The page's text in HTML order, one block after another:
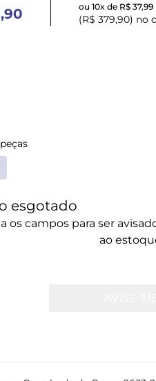
ou 10x de R$ 37,99
(R$ 379,90) no
peças
esgotado
os campos para ser
ao